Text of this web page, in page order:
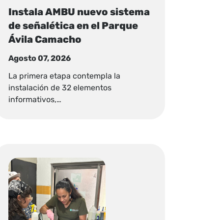
Instala AMBU nuevo sistema
de señalética en el Parque
Ávila Camacho
Agosto 07, 2026
La primera etapa contempla la
instalación de 32 elementos
informativos,…